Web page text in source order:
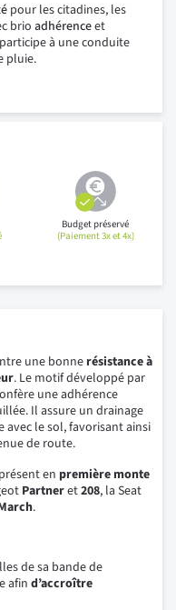
pour les citadines, les
brio adhérenceet
à une conduite
pluie.
Budget préservé
(Paiement 3x et 4x)
une bonne résistance à
. Le motif développé par
une adhérence
Il assure un drainage
le sol, favorisant ainsi
de route.
en première monte
Partneret208, la Seat
.
de sa bande de
afind’accroître